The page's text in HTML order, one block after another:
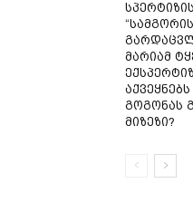
მარიამ
გოგონას
მიზეზი?